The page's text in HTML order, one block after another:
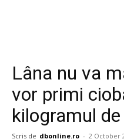
Lâna nu va
vor primi
kilogramul
Scris de dbonline.ro - 2 October